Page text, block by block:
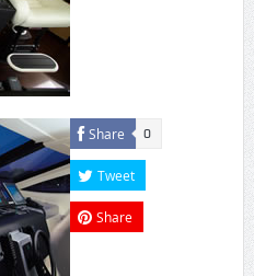
Share 0
Tweet
Share